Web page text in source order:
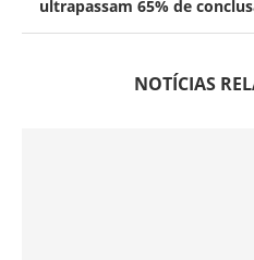
ultrapassam 65% de
NOTÍCIAS